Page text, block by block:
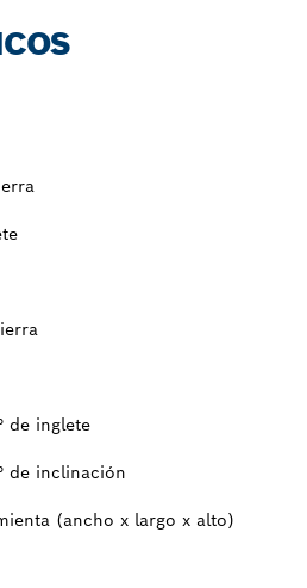
de inglete
de inclinación
(ancho x largo x alto)